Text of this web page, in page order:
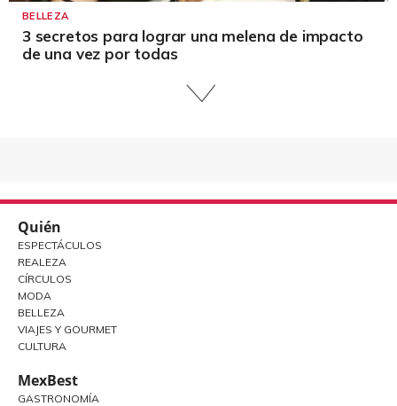
BELLEZA
3 secretos para lograr una melena de impacto
de una vez por todas
Quién
ESPECTÁCULOS
REALEZA
CÍRCULOS
MODA
BELLEZA
VIAJES Y GOURMET
CULTURA
MexBest
GASTRONOMÍA